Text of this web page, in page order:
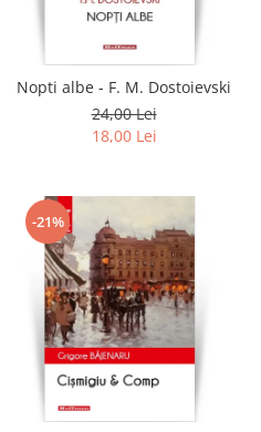
Literatura
Contemporana
Universala
Non-fictiune
Calatorii
Memorii
Publicistica / Reportaje / Interviuri
Stiinte umaniste
Istorie
Sociologie si filozofie
Nopti albe - F. M. Dostoievski
24,00 Lei
18,00 Lei
-21%